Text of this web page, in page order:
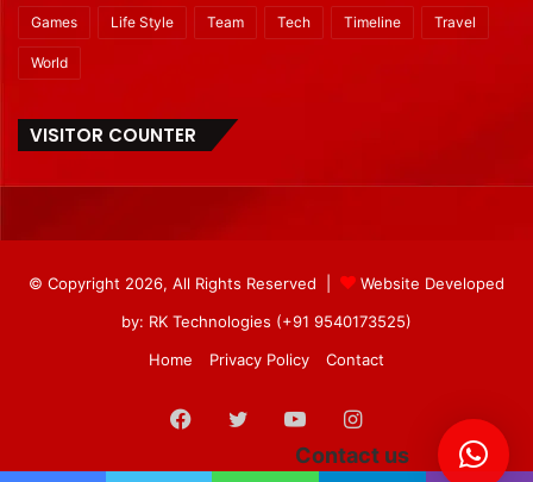
Games Life Style Team Tech Timeline Travel
World
VISITOR COUNTER
© Copyright 2026, All Rights Reserved |
Website Developed
by: RK Technologies (+91 9540173525)
Home
Privacy Policy Contact
Facebook
TwitterYouTubeInstagram
Contact us